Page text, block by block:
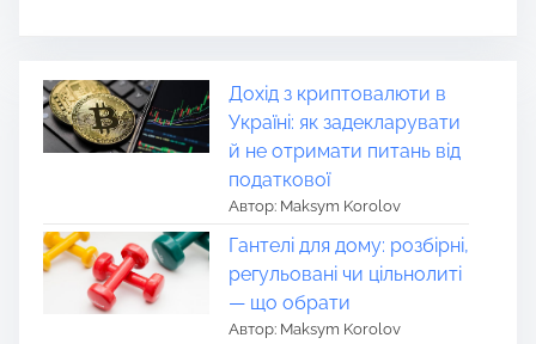
Дохід з криптовалюти в
Україні: як задекларувати
й не отримати питань від
податкової
Автор: Maksym Korolov
Гантелі для дому: розбірні,
регульовані чи цільнолиті
— що обрати
Автор: Maksym Korolov